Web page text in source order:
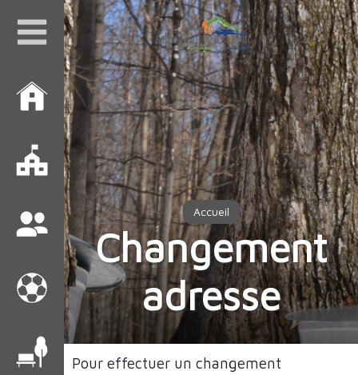
Accueil
Changement
adresse
Pour effectuer un changement